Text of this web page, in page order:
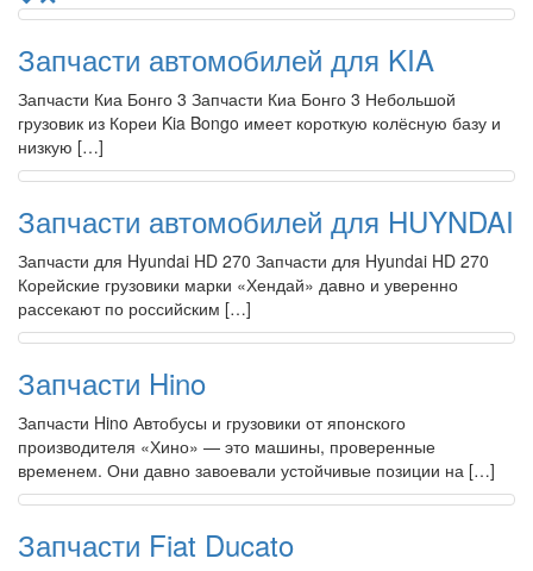
Запчасти автомобилей для KIA
Запчасти Киа Бонго 3 Запчасти Киа Бонго 3 Небольшой
грузовик из Кореи Kia Bongo имеет короткую колёсную базу и
низкую […]
Запчасти автомобилей для HUYNDAI
Запчасти для Hyundai HD 270 Запчасти для Hyundai HD 270
Корейские грузовики марки «Хендай» давно и уверенно
рассекают по российским […]
Запчасти Hino
Запчасти Hino Автобусы и грузовики от японского
производителя «Хино» — это машины, проверенные
временем. Они давно завоевали устойчивые позиции на […]
Запчасти Fiat Ducato